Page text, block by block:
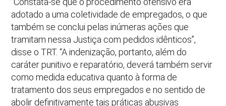
adotado a uma coletividade de empregados, o que
também se conclui pelas inúmeras ações que
tramitam nessa Justiça com pedidos idênticos”,
disse o TRT. “A indenização, portanto, além do
caráter punitivo e reparatório, deverá também servir
como medida educativa quanto à forma de
tratamento dos seus empregados e no sentido de
abolir definitivamente tais práticas abusivas